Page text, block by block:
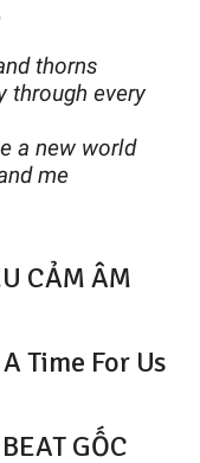
thorns
through every
a new world
me
CẢM ÂM
Time For Us
GỐC